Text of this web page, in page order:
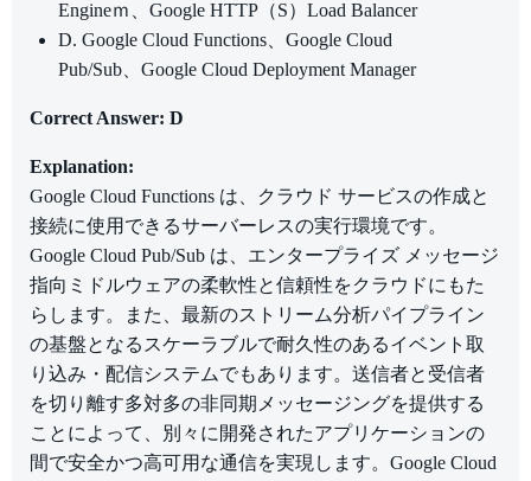
Engineｍ、Google HTTP（S）Load Balancer
D. Google Cloud Functions、Google Cloud
Pub/Sub、Google Cloud Deployment Manager
Correct Answer: D
Explanation:
Google Cloud Functions は、クラウド サービスの作成と
接続に使用できるサーバーレスの実行環境です。
Google Cloud Pub/Sub は、エンタープライズ メッセージ
指向ミドルウェアの柔軟性と信頼性をクラウドにもた
らします。また、最新のストリーム分析パイプライン
の基盤となるスケーラブルで耐久性のあるイベント取
り込み・配信システムでもあります。送信者と受信者
を切り離す多対多の非同期メッセージングを提供する
ことによって、別々に開発されたアプリケーションの
間で安全かつ高可用な通信を実現します。Google Cloud